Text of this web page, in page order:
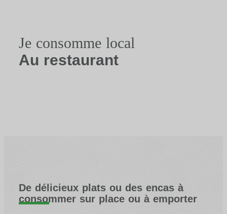
Je consomme local
Au restaurant
De délicieux plats ou des encas à
consommer sur place ou à emporter